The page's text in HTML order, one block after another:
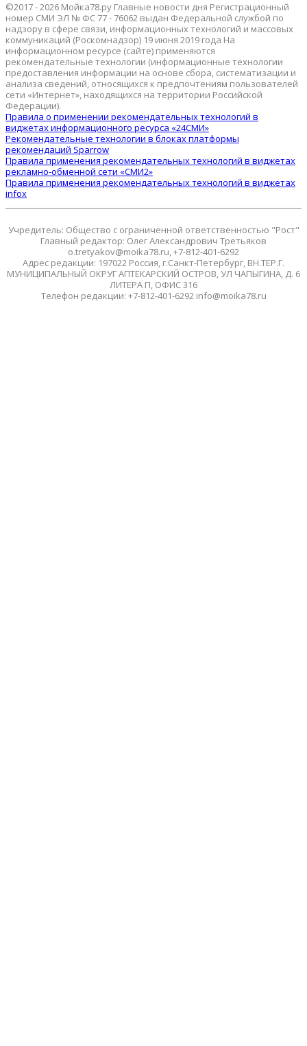
©2017 - 2026 Мойка78.ру Главные новости дня Регистрационный
номер СМИ ЭЛ № ФС 77 - 76062 выдан Федеральной службой по
надзору в сфере связи, информационных технологий и массовых
коммуникаций (Роскомнадзор) 19 июня 2019 года На
информационном ресурсе (сайте) применяются
рекомендательные технологии (информационные технологии
предоставления информации на основе сбора, систематизации и
анализа сведений, относящихся к предпочтениям пользователей
сети «Интернет», находящихся на территории Российской
Федерации).
Правила о применении рекомендательных технологий в
виджетах информационного ресурса «24СМИ»
Рекомендательные технологии в блоках платформы
рекомендаций Sparrow
Правила применения рекомендательных технологий в виджетах
рекламно-обменной сети «СМИ2»
Правила применения рекомендательных технологий в виджетах
infox
Учредитель: Общество с ограниченной ответственностью "Рост"
Главный редактор: Олег Александрович Третьяков
o.tretyakov@moika78.ru, +7-812-401-6292
Адрес редакции: 197022 Россия, г.Санкт-Петербург, ВН.ТЕР.Г.
МУНИЦИПАЛЬНЫЙ ОКРУГ АПТЕКАРСКИЙ ОСТРОВ, УЛ ЧАПЫГИНА, Д. 6
ЛИТЕРА П, ОФИС 316
Телефон редакции: +7-812-401-6292 info@moika78.ru